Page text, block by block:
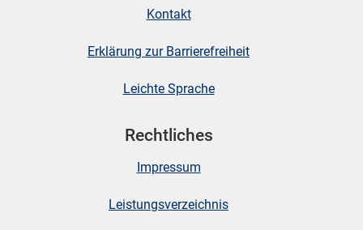
Kontakt
Erklärung zur Barrierefreiheit
Leichte Sprache
Rechtliches
Impressum
Leistungsverzeichnis